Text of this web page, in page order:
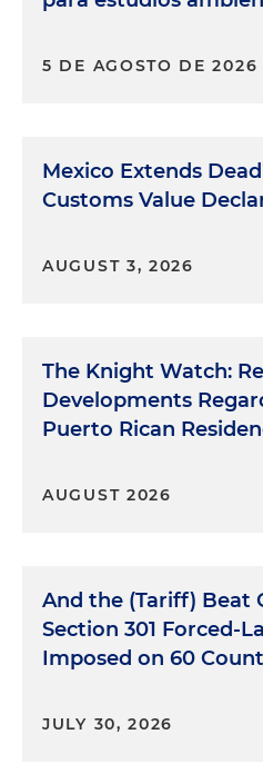
5 DE AGOSTO DE 2026
Mexico Extends
Customs Value
AUGUST 3, 2026
The Knight Watch:
Developments
Puerto Rican
AUGUST 2026
And the (Tariff) Beat
Section 301 Forced-
Imposed on 60
JULY 30, 2026